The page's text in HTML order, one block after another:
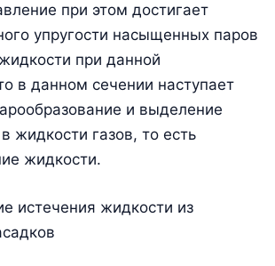
при этом достигает
упругости насыщенных паров
при данной
в данном сечении наступает
и выделение
жидкости газов, то есть
жидкости.